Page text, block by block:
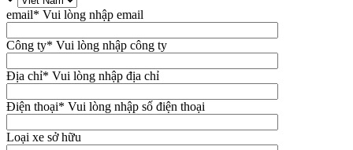
email* Vui lòng nhập email
Công ty* Vui lòng nhập công ty
Địa chỉ* Vui lòng nhập địa chỉ
Điện thoại* Vui lòng nhập số điện thoại
Loại xe sở hữu